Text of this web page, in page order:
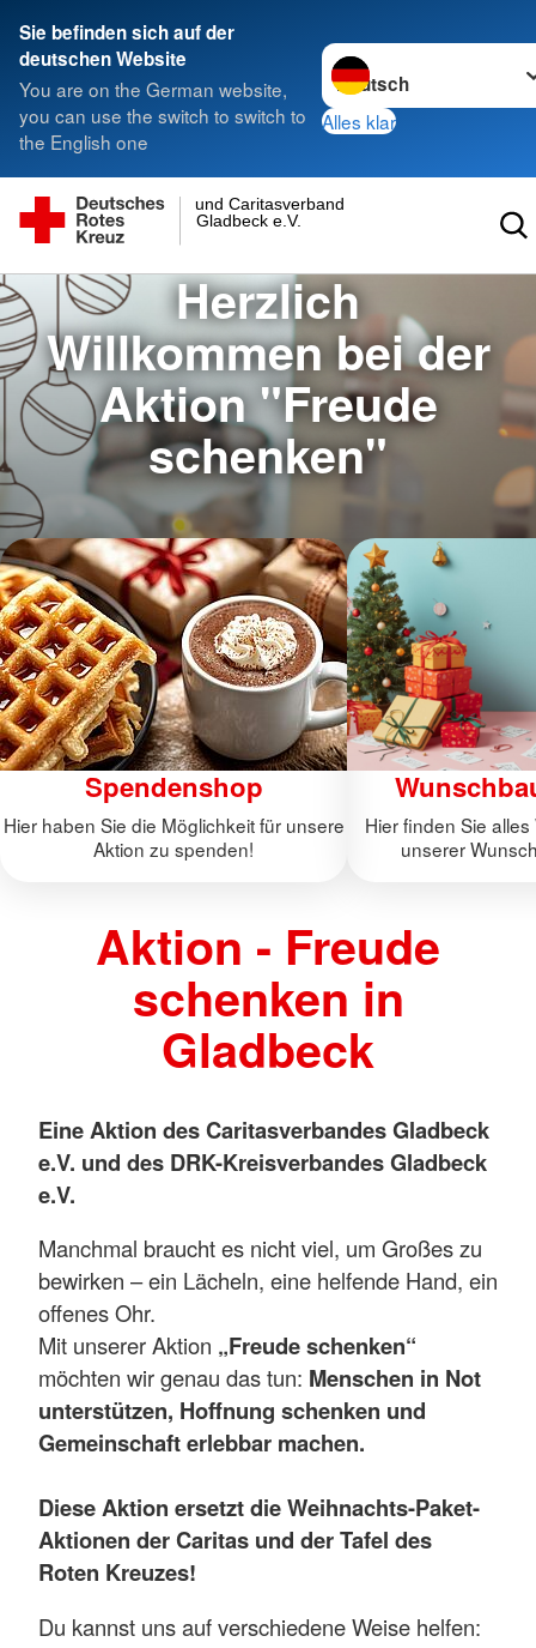
Sie befinden sich auf der
deutschen Website
You are on the German website,
you can use the switch to switch to
the English one
Sprache wechseln zu
Alles klar
Gladbeck e.V.
und Caritasverband
Herzlich
Willkommen bei der
Aktion "Freude
schenken"
Spendenshop
Hier haben Sie die Möglichkeit für unsere
Aktion zu spenden!
Hier finden Sie
unserer
Aktion - Freude
schenken in
Gladbeck
Eine Aktion des Caritasverbandes Gladbeck
e.V. und des DRK-Kreisverbandes Gladbeck
e.V.
Manchmal braucht es nicht viel, um Großes zu
bewirken – ein Lächeln, eine helfende Hand, ein
offenes Ohr.
Mit unserer Aktion „Freude schenken“
möchten wir genau das tun: Menschen in Not
unterstützen, Hoffnung schenken und
Gemeinschaft erlebbar machen.
Diese Aktion ersetzt die Weihnachts-Paket-
Aktionen der Caritas und der Tafel des
Roten Kreuzes!
Du kannst uns auf verschiedene Weise helfen: